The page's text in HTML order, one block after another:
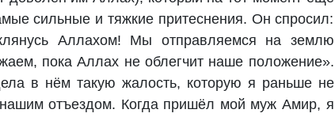
сильные и тяжкие притеснения. Он спросил:
Аллахом! Мы отправляемся на землю
пока Аллах не облегчит наше положение».
в нём такую жалость, которую я раньше не
отъездом. Когда пришёл мой муж Амир, я